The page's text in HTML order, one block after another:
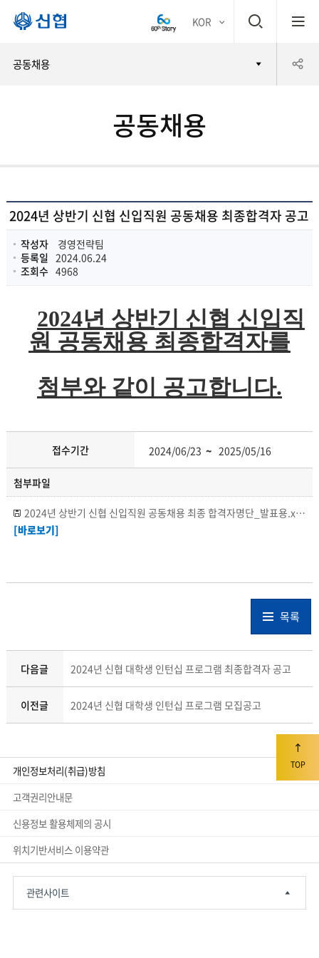
평생
어부
KOR
검
공동채용
공동채용
2024년 상반기 신협 신입직원 공동채용 최종합격자 공고
작성자
경영전략팀
등록일 2024.06.24
조회수 4968
2024년 상반기 신협 신입직
원 공동채용 최종합격자를
첨부와 같이 공고합니다.
접수기간 2024/06/23 ~ 2025/05/16
첨부파일
2024년 상반기 신협 신입직원 공동채용 최종 합격자명단_발표용.xlsx
[바로보기]
목록
다음글 2024년 신협 대학생 인턴십 프로그램 최종합격자 공고
이전글 2024년 신협 대학생 인턴십 프로그램 모집공고
개인정보처리(취급)방침
고객권리안내문
신용정보 활용체제의 공시
위치기반서비스 이용약관
관련사이트
TOP